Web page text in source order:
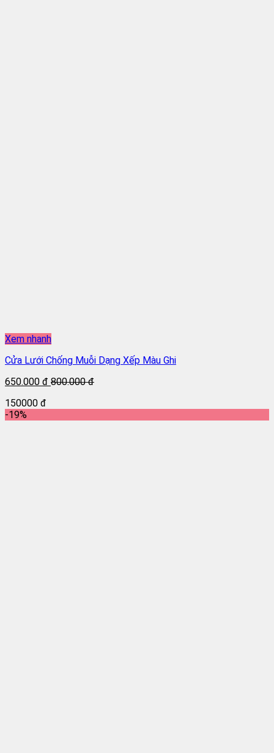
Xem nhanh
Cửa Lưới Chống Muỗi Dạng Xếp Màu Ghi
650.000 đ 800.000 đ
150000 đ
-19%